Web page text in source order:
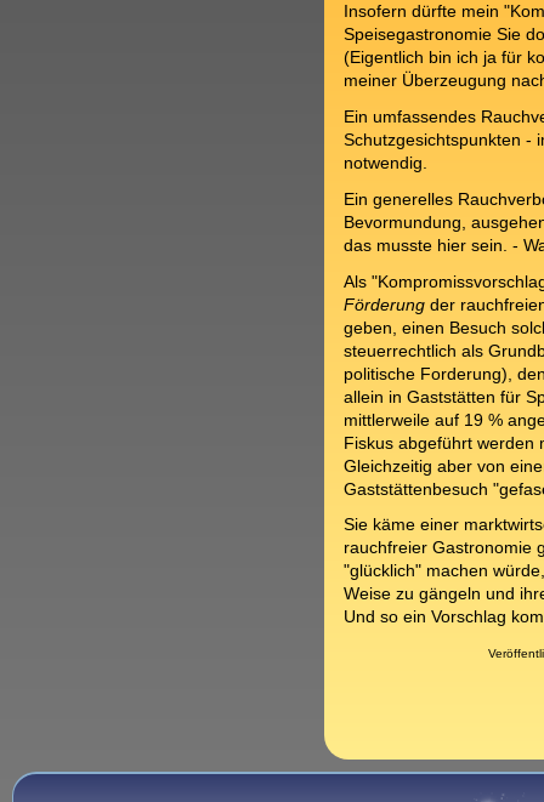
Insofern dürfte mein
Speisegastronomie Sie
(Eigentlich bin ich ja für
meiner Überzeugung
Ein umfassendes
Schutzgesichtspunkten -
notwendig.
Ein generelles
Bevormundung,
das musste hier sein. -
Als
Förderung der
geben, einen Besuch
steuerrechtlich als
politische Forderung),
allein in Gaststätten für
mittlerweile auf 19 %
Fiskus abgeführt werden
Gleichzeitig aber von
Gaststättenbesuch
Sie käme einer
rauchfreier Gastronomie
"glücklich" machen
Weise zu gängeln und
Und so ein Vorschlag